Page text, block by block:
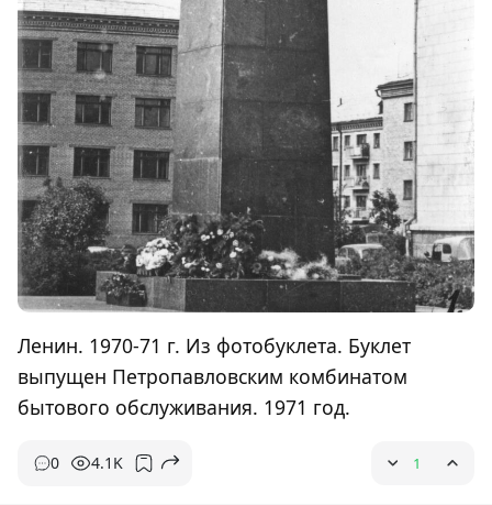
Ленин. 1970-71 г. Из фотобуклета. Буклет
выпущен Петропавловским комбинатом
бытового обслуживания. 1971 год.
0 4.1K 1